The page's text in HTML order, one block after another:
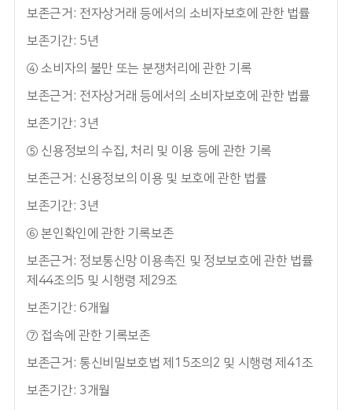
보존근거: 전자상거래 등에서의 소비자보호에 관한 법률
보존기간: 5년
④ 소비자의 불만 또는 분쟁처리에 관한 기록
보존근거: 전자상거래 등에서의 소비자보호에 관한 법률
보존기간: 3년
⑤ 신용정보의 수집, 처리 및 이용 등에 관한 기록
보존근거: 신용정보의 이용 및 보호에 관한 법률
보존기간: 3년
⑥ 본인확인에 관한 기록보존
보존근거: 정보통신망 이용촉진 및 정보보호에 관한 법률
제44조의5 및 시행령 제29조
보존기간: 6개월
⑦ 접속에 관한 기록보존
보존근거: 통신비밀보호법 제15조의2 및 시행령 제41조
보존기간: 3개월